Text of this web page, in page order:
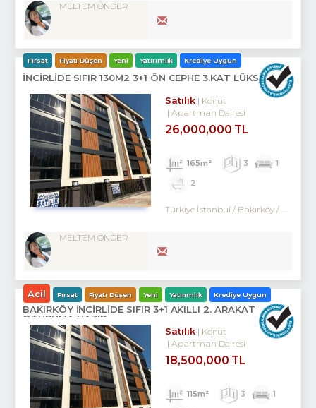
MELTEM ÖNDER
Fırsat Fiyatı Düşen Yeni Yatırımlık Krediye Uygun
İNCİRLİDE SIFIR 130M2 3+1 ÖN CEPHE 3.KAT LÜKS DAİRE
Satılık
Konut
Apartman Dairesi
26,000,000 TL
165m² 3
1
2
Türkiye İstanbul / Bakırköy/ Kartaltepe
MELTEM ÖNDER
Acil Fırsat Fiyatı Düşen Yeni Yatırımlık Krediye Uygun
BAKIRKÖY İNCİRLİDE SIFIR 3+1 AKILLI 2. ARAKAT
OTURUMA HAZIR
Satılık
Konut
Apartman Dairesi
18,500,000 TL
115m² 3
1